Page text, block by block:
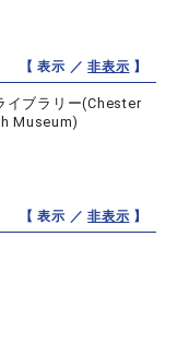
【 表示 ／非表示 】
イブラリー(Chester
Museum)
【 表示 ／非表示 】